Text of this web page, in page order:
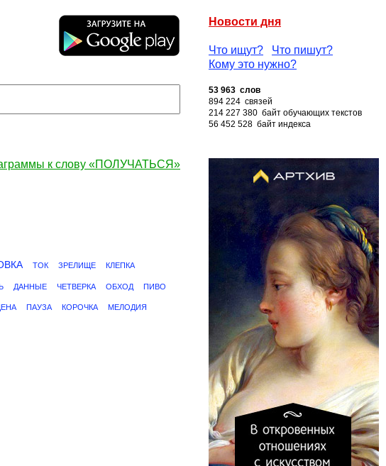
Новости дня
Что ищут?
Что пишут?
Кому это нужно?
53 963 слов
894 224 связей
214 227 380 байт обучающих текстов
56 452 528 байт индекса
к слову «ПОЛУЧАТЬСЯ»
ТОК ЗРЕЛИЩЕ КЛЕПКА
ДАННЫЕ ЧЕТВЕРКА ОБХОД ПИВО
ПАУЗА КОРОЧКА МЕЛОДИЯ